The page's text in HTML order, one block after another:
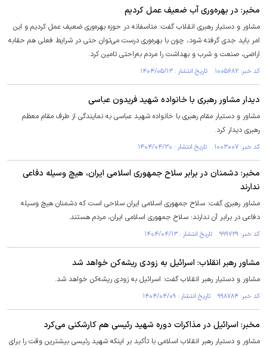
مخبر: در بهره‌وری آب ضعیف عمل کردیم
مشاور و دستیار رهبری انقلاب گفت: متاسفانه در حوزه بهره‌وری ضعیف عمل کردیم و این
امر باید جدی گرفته شود، چون با بهره‌وری درست می‌توان حتی در شرایط فعلی هم حقابه
اراضی، صنعت و شرب و بهداشت را مردم به‌راحتی تامین کرد.
کد خبر: ۱۰۰۵۶۸۲ تاریخ انتشار : ۱۴۰۴/۰۵/۱۳
دیدار مشاور رهبری با خانواده شهید فریدون عباسی
مشاور و دستیار مقام رهبری با خانواده شهید عباسی به نمایندگی از طرف مقام معظم
رهبری دیدار کرد.
کد خبر: ۱۰۰۳۰۰۷ تاریخ انتشار : ۱۴۰۴/۰۴/۳۰
مخبر: دشمنان در برابر سلاح جمهوری اسلامی ایران، هیچ وسیله دفاعی
ندارند
مشاور رهبری گفت: سلاح جمهوری اسلامی ایران سلاحی است که دشمنان هیچ وسیله
دفاعی در برابر آن ندارند؛ سلاح جمهوری اسلامی ایران، مردم هستند.
کد خبر: ۹۹۹۷۲۹ تاریخ انتشار : ۱۴۰۴/۰۴/۱۳
مشاور رهبر انقلاب: اسرائیل به زودی ریشه‌کن خواهد شد
مشاور و دستیار رهبر انقلاب گفت: اسرائیل به زودی ریشه‌کن خواهد شد.
کد خبر: ۹۹۸۷۸۴ تاریخ انتشار : ۱۴۰۴/۰۴/۰۹
مخبر: اسرائیل در مذاکرات دوره شهید رئیسی هم کارشکنی می‌کرد
مشاور و دستیار رهبر انقلاب اسلامی با تأکید بر اینکه شهید رئیسی بیشترین وقت را برای